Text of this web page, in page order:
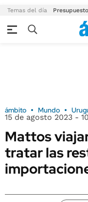
Temas del día Presupuesto
ámbito Mundo
15 de agosto 2023 -
Mattos
tratar las